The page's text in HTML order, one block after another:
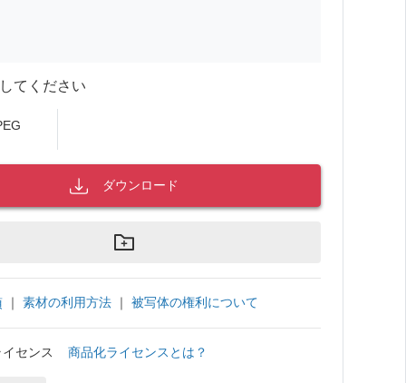
てください
ダウンロード
｜ 素材の利用方法 ｜ 被写体の権利について
センス 商品化ライセンスとは？